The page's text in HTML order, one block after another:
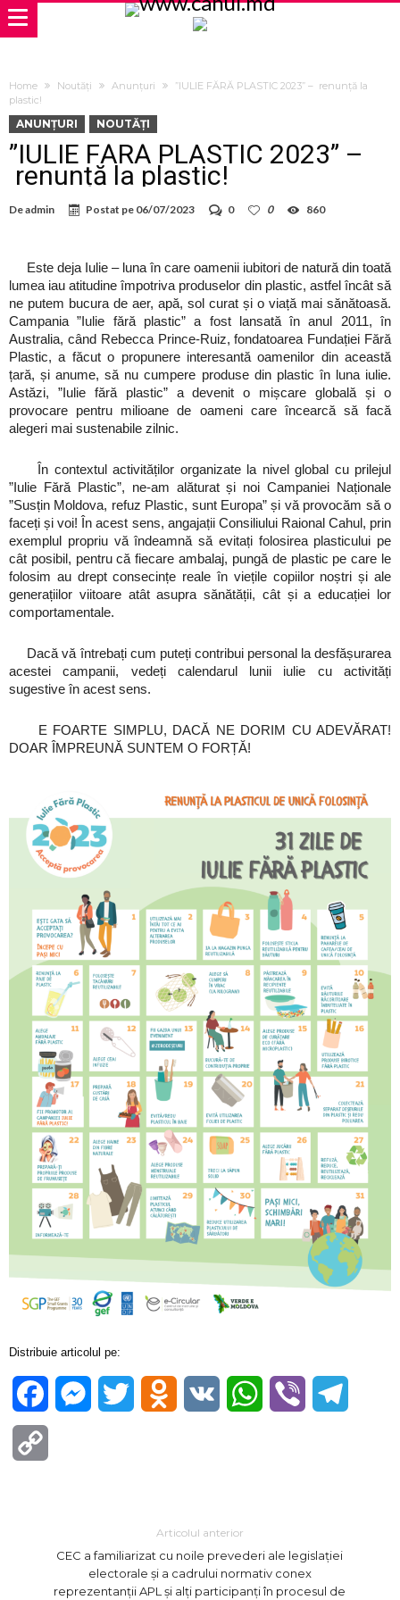
Home Noutăți Anunțuri
”IULIE FĂRĂ PLASTIC 2023” – renunță la
plastic!
ANUNȚURI NOUTĂȚI
”IULIE FĂRĂ PLASTIC 2023” –
renunță la plastic!
Deadmin Postat pe 06/07/2023 0 0 860
Este deja Iulie – luna în care oamenii iubitori de natură din toată
lumea iau atitudine împotriva produselor din plastic, astfel încât să
ne putem bucura de aer, apă, sol curat și o viață mai sănătoasă.
Campania ”Iulie fără plastic” a fost lansată în anul 2011, în
Australia, când Rebecca Prince-Ruiz, fondatoarea Fundației Fără
Plastic, a făcut o propunere interesantă oamenilor din această
țară, și anume, să nu cumpere produse din plastic în luna iulie.
Astăzi, ”Iulie fără plastic” a devenit o mișcare globală și o
provocare pentru milioane de oameni care încearcă să facă
alegeri mai sustenabile zilnic.
În contextul activităților organizate la nivel global cu prilejul
”Iulie Fără Plastic”, ne-am alăturat și noi Campaniei Naționale
”Susțin Moldova, refuz Plastic, sunt Europa” și vă provocăm să o
faceți și voi! În acest sens, angajații Consiliului Raional Cahul, prin
exemplul propriu vă îndeamnă să evitați folosirea plasticului pe
cât posibil, pentru că fiecare ambalaj, pungă de plastic pe care le
folosim au drept consecințe reale în viețile copiilor noștri și ale
generațiilor viitoare atât asupra sănătății, cât și a educației lor
comportamentale.
Dacă vă întrebați cum puteți contribui personal la desfășurarea
acestei campanii, vedeți calendarul lunii iulie cu activități
sugestive în acest sens.
E FOARTE SIMPLU, DACĂ NE DORIM CU ADEVĂRAT!
DOAR ÎMPREUNĂ SUNTEM O FORȚĂ!
Distribuie articolul pe:
FacebookMessenger
Twitter Odnoklassniki
VK WhatsApp
Viber
Articolul anterior
CEC a familiarizat cu noile prevederi ale legislației
electorale și a cadrului normativ conex
reprezentanții APL și alți participanți în procesul de